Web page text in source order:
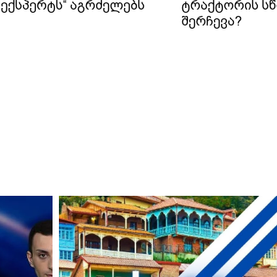
ექსპერტს“ აგრძელებს
ტრაქტორის
შერჩევა?